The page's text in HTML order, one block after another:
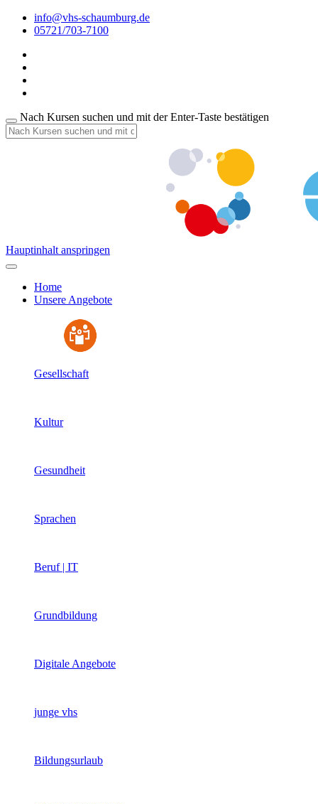
info@vhs-schaumburg.de
05721/703-7100
Nach Kursen suchen und mit der Enter-Taste bestätigen
Hauptinhalt anspringen
Home
Unsere Angebote
Gesellschaft
Kultur
Gesundheit
Sprachen
Beruf | IT
Grundbildung
Digitale Angebote
junge vhs
Bildungsurlaub